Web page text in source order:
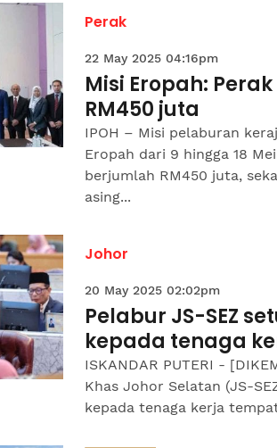
Perak
22 May 2025 04:16pm
Misi Eropah:
RM450 juta
IPOH – Misi pelaburan
Eropah dari 9 hingga 18
berjumlah RM450 juta,
asing...
Johor
20 May 2025 02:02pm
Pelabur JS-SEZ
kepada tenaga
ISKANDAR PUTERI -
Khas Johor Selatan (JS-
kepada tenaga kerja